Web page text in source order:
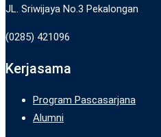
JL. Sriwijaya No.3 Pekalongan
(0285) 421096
Kerjasama
Program Pascasarjana
Alumni